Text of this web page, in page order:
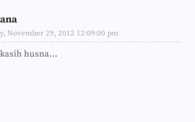
November 29, 2012 12:09:00 pm
husna...